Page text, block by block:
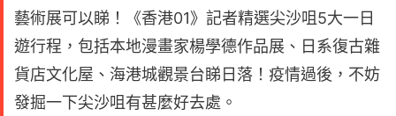
藝術展可以睇！《香港01》記者精選尖沙咀5大一日
遊行程，包括本地漫畫家楊學德作品展、日系復古雜
貨店文化屋、海港城觀景台睇日落！疫情過後，不妨
發掘一下尖沙咀有甚麼好去處。